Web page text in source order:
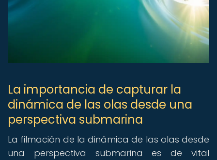
La importancia de capturar la
dinámica de las olas desde una
perspectiva submarina
La filmación de la dinámica de las olas desde
una perspectiva submarina es de vital